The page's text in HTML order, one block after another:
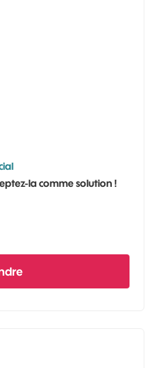
la comme solution !